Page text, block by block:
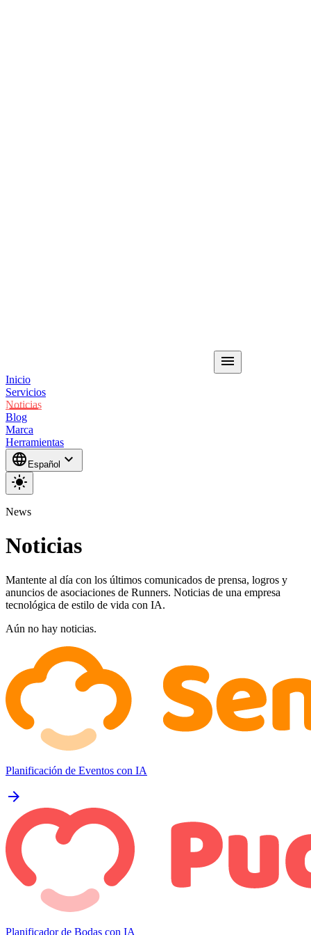
menu
Inicio
Servicios
Noticias
Blog
Marca
Herramientas
language Español expand_more
light_mode
News
Noticias
Mantente al día con los últimos comunicados de prensa, logros y
anuncios de asociaciones de Runners. Noticias de una empresa
tecnológica de estilo de vida con IA.
Aún no hay noticias.
Planificación de Eventos con IA
arrow_forward
Planificador de Bodas con IA